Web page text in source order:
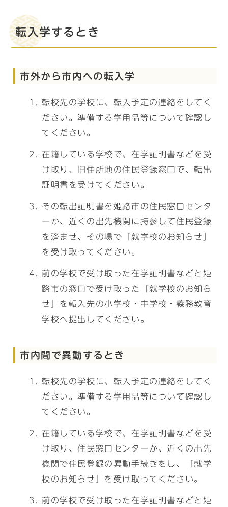
転入学するとき
市外から市内への転入学
転校先の学校に、転入予定の連絡をしてく
ださい。準備する学用品等について確認し
てください。
在籍している学校で、在学証明書などを受
け取り、旧住所地の住民登録窓口で、転出
証明書を受けてください。
その転出証明書を姫路市の住民窓口センタ
ーか、近くの出先機関に持参して住民登録
を済ませ、その場で「就学校のお知らせ」
を受け取ってください。
前の学校で受け取った在学証明書などと姫
路市の窓口で受け取った「就学校のお知ら
せ」を転入先の小学校・中学校・義務教育
学校へ提出してください。
市内間で異動するとき
転校先の学校に、転入予定の連絡をしてく
ださい。準備する学用品等について確認し
てください。
在籍している学校で、在学証明書などを受
け取り、住民窓口センターか、近くの出先
機関で住民登録の異動手続きをし、「就学
校のお知らせ」を受け取ってください。
前の学校で受け取った在学証明書などと姫